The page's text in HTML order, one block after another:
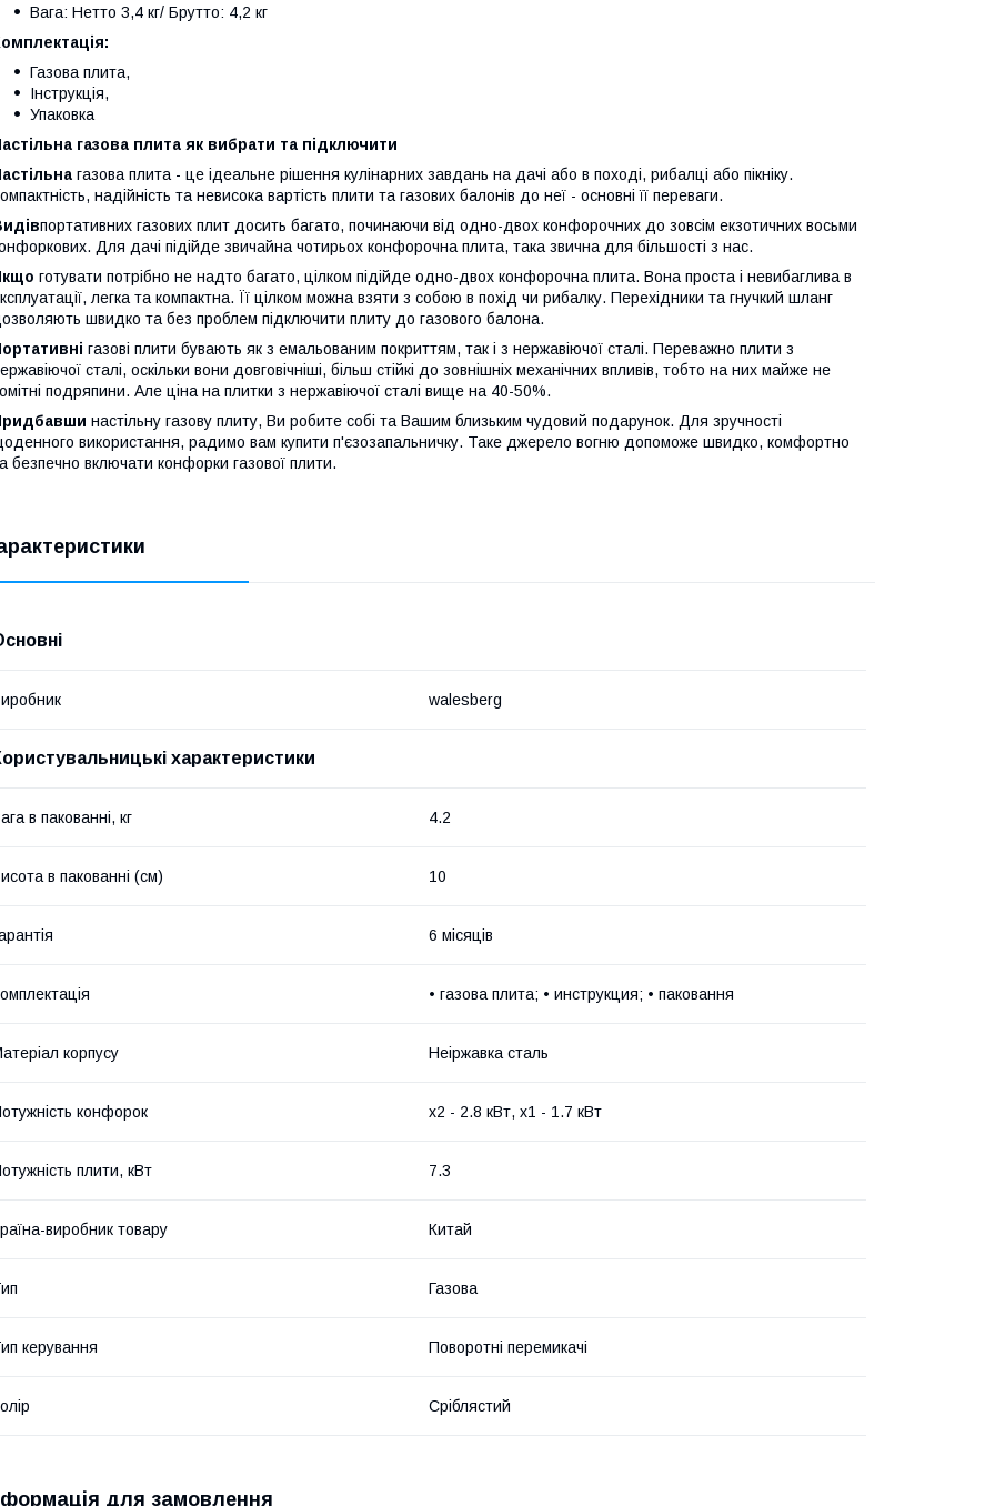
Вага: Нетто 3,4 кг/ Брутто: 4,2 кг
Газова плита,
Інструкція,
Упаковка
газова плита як вибрати та підключити
газова плита - це ідеальне рішення кулінарних завдань на дачі або в поході, рибалці або пікніку.
надійність та невисока вартість плити та газових балонів до неї - основні її переваги.
портативних газових плит досить багато, починаючи від одно-двох конфорочних до зовсім екзотичних восьми
Для дачі підійде звичайна чотирьох конфорочна плита, така звична для більшості з нас.
готувати потрібно не надто багато, цілком підійде одно-двох конфорочна плита. Вона проста і невибаглива в
легка та компактна. Її цілком можна взяти з собою в похід чи рибалку. Перехідники та гнучкий шланг
швидко та без проблем підключити плиту до газового балона.
газові плити бувають як з емальованим покриттям, так і з нержавіючої сталі. Переважно плити з
сталі, оскільки вони довговічніші, більш стійкі до зовнішніх механічних впливів, тобто на них майже не
подряпини. Але ціна на плитки з нержавіючої сталі вище на 40-50%.
настільну газову плиту, Ви робите собі та Вашим близьким чудовий подарунок. Для зручності
використання, радимо вам купити п'єзозапальничку. Таке джерело вогню допоможе швидко, комфортно
безпечно включати конфорки газової плити.
walesberg
характеристики
в пакованні, кг 4.2
в пакованні (см) 10
6 місяців
• газова плита; • инструкция; • паковання
корпусу Неіржавка сталь
конфорок х2 - 2.8 кВт, х1 - 1.7 кВт
плити, кВт 7.3
виробник товару Китай
Газова
керування Поворотні перемикачі
Сріблястий
для замовлення